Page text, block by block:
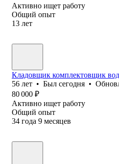
Активно ищет работу
Общий опыт
13 лет
Кладовщик комплектовщик
56 лет • Был сегодня •
80 000 ₽
Активно ищет работу
Общий опыт
34 года 9 месяцев